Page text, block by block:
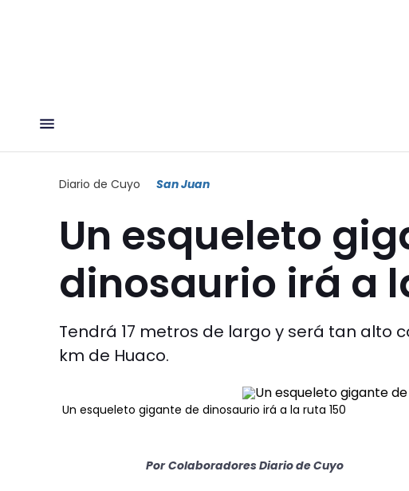
Diario de Cuyo San Juan
Un esqueleto
dinosaurio irá a
Tendrá 17 metros de largo y será tan alto
km de Huaco.
Un esqueleto gigante de dinosaurio irá a la ruta 150
Por Colaboradores Diario de Cuyo